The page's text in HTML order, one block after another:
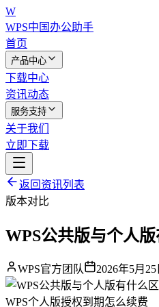
W
WPS中国 办公助手
首页
产品中心
下载中心
资讯动态
服务支持
关于我们
立即下载
返回资讯列表
版本对比
WPS公共版与个人
WPS官方团队 2026年5月25